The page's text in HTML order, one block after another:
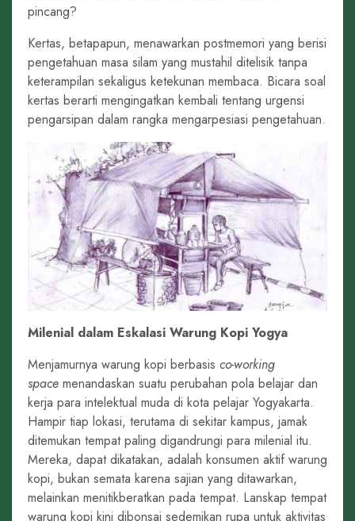
pincang?
Kertas, betapapun, menawarkan postmemori yang berisi
pengetahuan masa silam yang mustahil ditelisik tanpa
keterampilan sekaligus ketekunan membaca. Bicara soal
kertas berarti mengingatkan kembali tentang urgensi
pengarsipan dalam rangka mengarpesiasi pengetahuan.
Milenial dalam Eskalasi Warung Kopi Yogya
Menjamurnya warung kopi berbasis co-working
space menandaskan suatu perubahan pola belajar dan
kerja para intelektual muda di kota pelajar Yogyakarta.
Hampir tiap lokasi, terutama di sekitar kampus, jamak
ditemukan tempat paling digandrungi para milenial itu.
Mereka, dapat dikatakan, adalah konsumen aktif warung
kopi, bukan semata karena sajian yang ditawarkan,
melainkan menitikberatkan pada tempat. Lanskap tempat
warung kopi kini dibonsai sedemikan rupa untuk aktivitas